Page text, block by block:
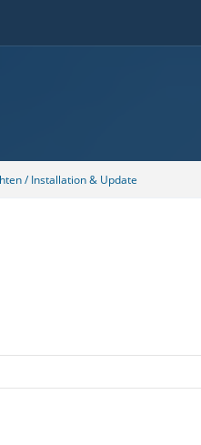
/ Installation & Update